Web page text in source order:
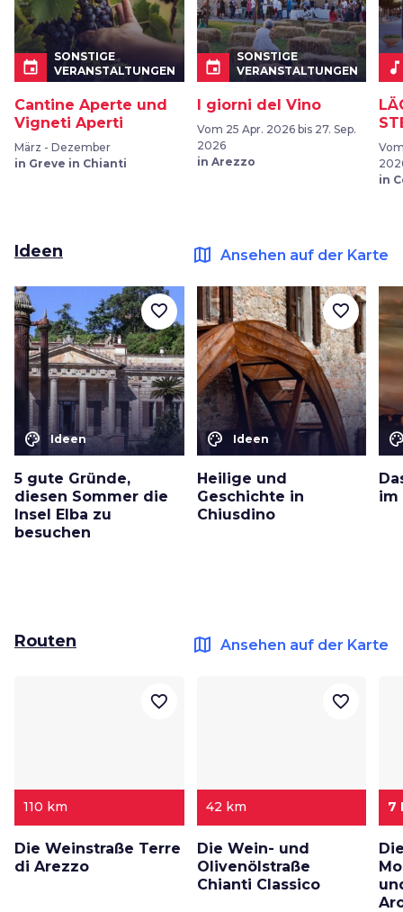
event
SONSTIGE
VERANSTALTUNGEN
Cantine Aperte und
Vigneti Aperti
März - Dezember
in Greve in Chianti
event
SONSTIGE
VERANSTALTUNGEN
I giorni del Vino
Vom 25 Apr. 2026 bis 27. Sep.
2026
in Arezzo
in
Ideen map Ansehen auf der Karte
color_lens Ideen
5 gute Gründe,
diesen Sommer die
Insel Elba zu
besuchen
favorite_border
color_lens Ideen
Heilige und
Geschichte in
Chiusdino
favorite_border
im
Routen map Ansehen auf der Karte
110 km
Die Weinstraße Terre
di Arezzo
favorite_border
42 km
Die Wein- und
Olivenölstraße
Chianti Classico
favorite_border
7